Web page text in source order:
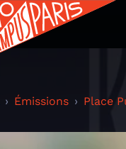
Émissions Place